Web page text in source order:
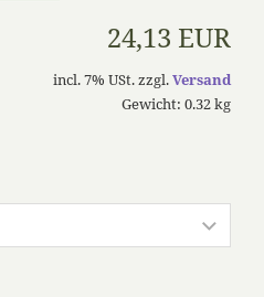
24,13 EUR
incl. 7% USt. zzgl.Versand
Gewicht: 0.32 kg